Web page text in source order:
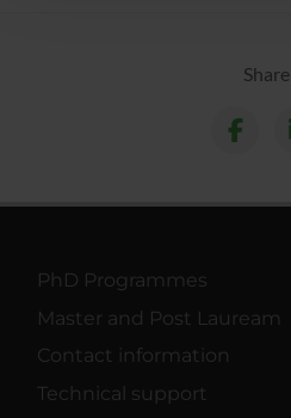
Share
PhD Programmes
Master and Post Lauream
Contact information
Technical support